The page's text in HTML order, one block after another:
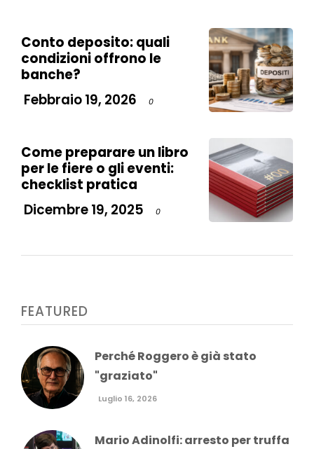
Conto deposito: quali
condizioni offrono le
banche?
Febbraio 19, 2026
0
Come preparare un libro
per le fiere o gli eventi:
checklist pratica
Dicembre 19, 2025
0
FEATURED
Perché Roggero è già stato
"graziato"
Luglio 16, 2026
Mario Adinolfi: arresto per truffa